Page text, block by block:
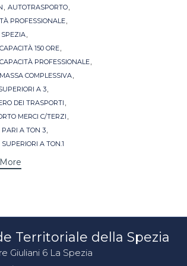
, AUTOTRASPORTO,
PROFESSIONALE,
,
150 ORE,
PROFESSIONALE,
MASSA COMPLESSIVA,
A 3,
DEI TRASPORTI ,
MERCI C/TERZI ,
PARI A TON 3,
SUPERIORI A TON.1
Territoriale della Spezia
Giuliani 6 La Spezia